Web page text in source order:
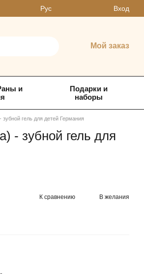
Рус Вход
Мой заказ
и
Подарки и
наборы
гель для детей Германия
- зубной гель для
К сравнению В желания